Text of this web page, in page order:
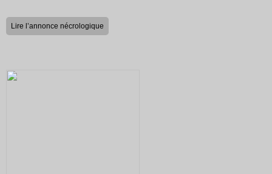
Lire l’annonce nécrologique